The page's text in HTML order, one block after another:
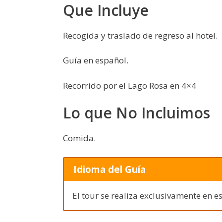
Que Incluye
Recogida y traslado de regreso al hotel.
Guía en español.
Recorrido por el Lago Rosa en 4×4
Lo que No Incluimos
Comida.
Idioma del Guía
El tour se realiza exclusivamente en